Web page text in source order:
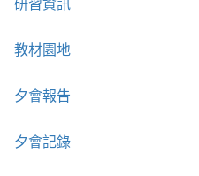
教材園地
夕會報告
夕會記錄